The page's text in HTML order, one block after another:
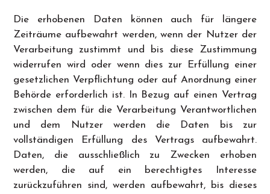
Die erhobenen Daten können auch für längere
Zeiträume aufbewahrt werden, wenn der Nutzer der
Verarbeitung zustimmt und bis diese Zustimmung
widerrufen wird oder wenn dies zur Erfüllung einer
gesetzlichen Verpflichtung oder auf Anordnung einer
Behörde erforderlich ist. In Bezug auf einen Vertrag
zwischen dem für die Verarbeitung Verantwortlichen
und dem Nutzer werden die Daten bis zur
vollständigen Erfüllung des Vertrags aufbewahrt.
Daten, die ausschließlich zu Zwecken erhoben
werden, die auf ein berechtigtes Interesse
zurückzuführen sind, werden aufbewahrt, bis dieses